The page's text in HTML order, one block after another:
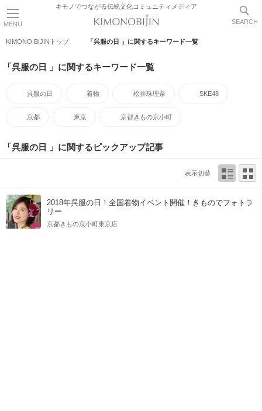
MENU
キモノでつながる伝統文化コミュニティメディア
SEARCH
KIMONO BIJINトップ 「呉服の日 」に関するキーワード一覧
「呉服の日 」に関するキーワード一覧
呉服の日 着物 松井珠理奈 SKE48
京都 東京 京都きもの京小町
「呉服の日 」に関するピックアップ記事
表示切替
2018年呉服の日！全国着物イベント開催！きものでフォトラ
リー
京都きもの京小町東京店